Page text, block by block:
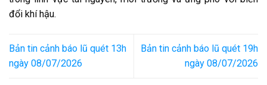
đổi khí hậu.
Bản tin cảnh báo lũ quét 13h
ngày 08/07/2026
Bản tin cảnh báo lũ quét 19h
ngày 08/07/2026